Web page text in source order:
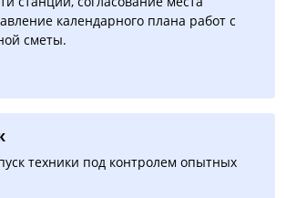
календарного плана работ с
сметы.
техники под контролем опытных